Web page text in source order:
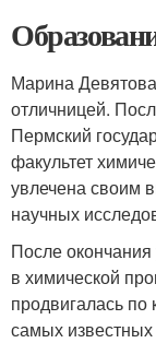
Марина
отличницей.
Пермский
факультет
увлечена своим
научных
После
в химической
продвигалась по
самых известных